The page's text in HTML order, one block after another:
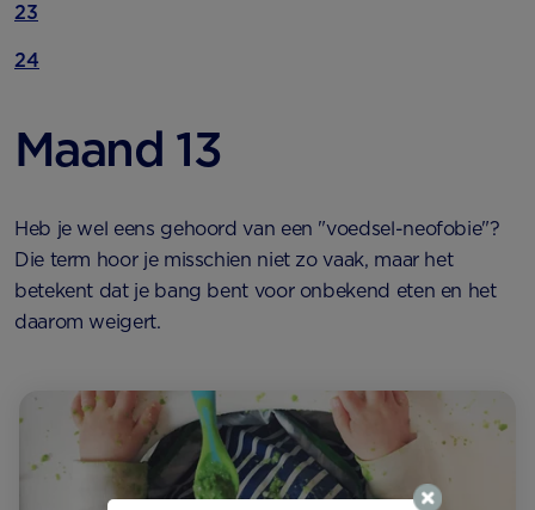
23
24
Maand 13
Heb je wel eens gehoord van een "voedsel-neofobie"?
Die term hoor je misschien niet zo vaak, maar het
betekent dat je bang bent voor onbekend eten en het
daarom weigert.